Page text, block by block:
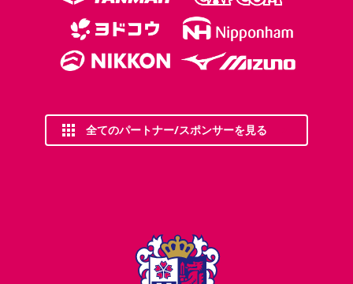
全てのパートナー/スポンサーを見る